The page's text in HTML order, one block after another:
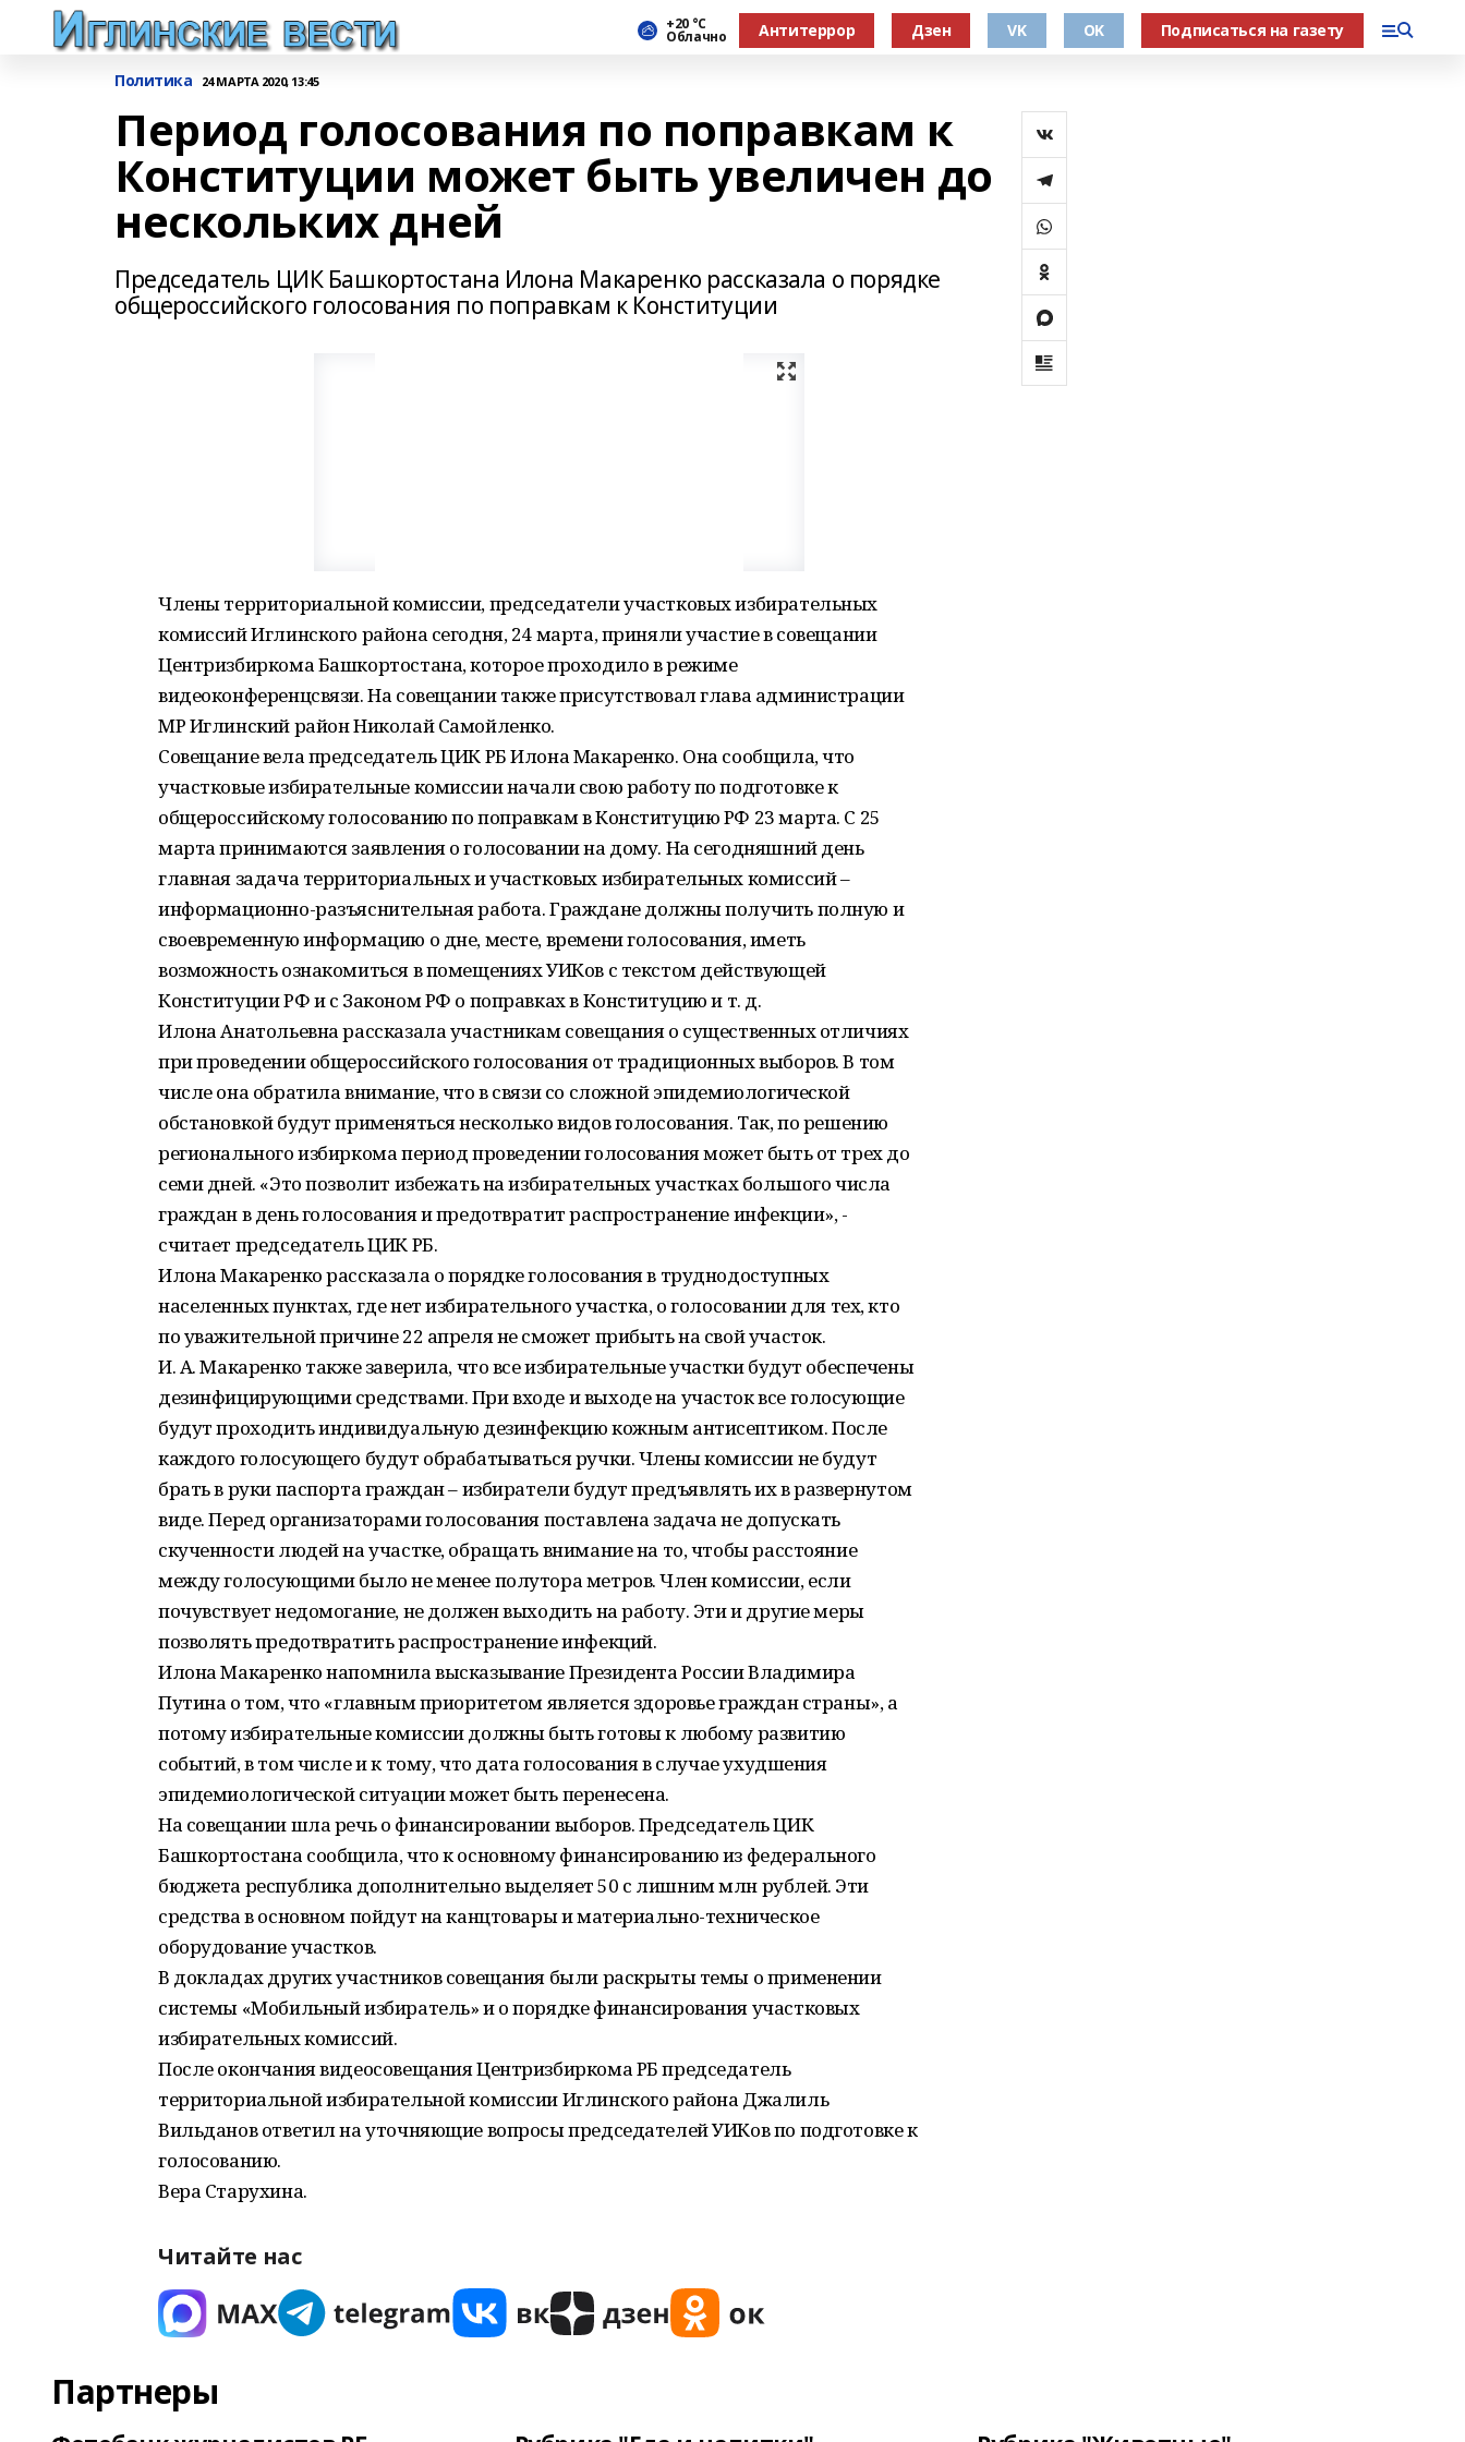
+20 °С
Облачно Антитеррор Дзен VK OK Подписаться на газету
Политика 24 МАРТА 2020, 13:45
Период голосования по поправкам к
Конституции может быть увеличен до
нескольких дней
Председатель ЦИК Башкортостана Илона Макаренко рассказала о порядке
общероссийского голосования по поправкам к Конституции
Члены территориальной комиссии, председатели участковых избирательных
комиссий Иглинского района сегодня, 24 марта, приняли участие в совещании
Центризбиркома Башкортостана, которое проходило в режиме
видеоконференцсвязи. На совещании также присутствовал глава администрации
МР Иглинский район Николай Самойленко.
Совещание вела председатель ЦИК РБ Илона Макаренко. Она сообщила, что
участковые избирательные комиссии начали свою работу по подготовке к
общероссийскому голосованию по поправкам в Конституцию РФ 23 марта. С 25
марта принимаются заявления о голосовании на дому. На сегодняшний день
главная задача территориальных и участковых избирательных комиссий –
информационно-разъяснительная работа. Граждане должны получить полную и
своевременную информацию о дне, месте, времени голосования, иметь
возможность ознакомиться в помещениях УИКов с текстом действующей
Конституции РФ и с Законом РФ о поправках в Конституцию и т. д.
Илона Анатольевна рассказала участникам совещания о существенных отличиях
при проведении общероссийского голосования от традиционных выборов. В том
числе она обратила внимание, что в связи со сложной эпидемиологической
обстановкой будут применяться несколько видов голосования. Так, по решению
регионального избиркома период проведении голосования может быть от трех до
семи дней. «Это позволит избежать на избирательных участках большого числа
граждан в день голосования и предотвратит распространение инфекции», -
считает председатель ЦИК РБ.
Илона Макаренко рассказала о порядке голосования в труднодоступных
населенных пунктах, где нет избирательного участка, о голосовании для тех, кто
по уважительной причине 22 апреля не сможет прибыть на свой участок.
И. А. Макаренко также заверила, что все избирательные участки будут обеспечены
дезинфицирующими средствами. При входе и выходе на участок все голосующие
будут проходить индивидуальную дезинфекцию кожным антисептиком. После
каждого голосующего будут обрабатываться ручки. Члены комиссии не будут
брать в руки паспорта граждан – избиратели будут предъявлять их в развернутом
виде. Перед организаторами голосования поставлена задача не допускать
скученности людей на участке, обращать внимание на то, чтобы расстояние
между голосующими было не менее полутора метров. Член комиссии, если
почувствует недомогание, не должен выходить на работу. Эти и другие меры
позволять предотвратить распространение инфекций.
Илона Макаренко напомнила высказывание Президента России Владимира
Путина о том, что «главным приоритетом является здоровье граждан страны», а
потому избирательные комиссии должны быть готовы к любому развитию
событий, в том числе и к тому, что дата голосования в случае ухудшения
эпидемиологической ситуации может быть перенесена.
На совещании шла речь о финансировании выборов. Председатель ЦИК
Башкортостана сообщила, что к основному финансированию из федерального
бюджета республика дополнительно выделяет 50 с лишним млн рублей. Эти
средства в основном пойдут на канцтовары и материально-техническое
оборудование участков.
В докладах других участников совещания были раскрыты темы о применении
системы «Мобильный избиратель» и о порядке финансирования участковых
избирательных комиссий.
После окончания видеосовещания Центризбиркома РБ председатель
территориальной избирательной комиссии Иглинского района Джалиль
Вильданов ответил на уточняющие вопросы председателей УИКов по подготовке к
голосованию.
Вера Старухина.
Читайте нас
Партнеры